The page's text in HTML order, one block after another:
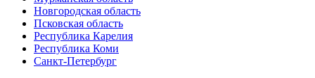
Новгородская область
Псковская область
Республика Карелия
Республика Коми
Санкт-Петербург